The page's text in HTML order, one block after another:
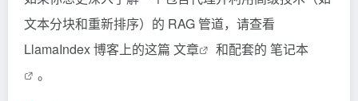
文本分块和重新排序）的 RAG 管道，请查看
LlamaIndex 博客上的这篇 文章 和配套的 笔记本
。